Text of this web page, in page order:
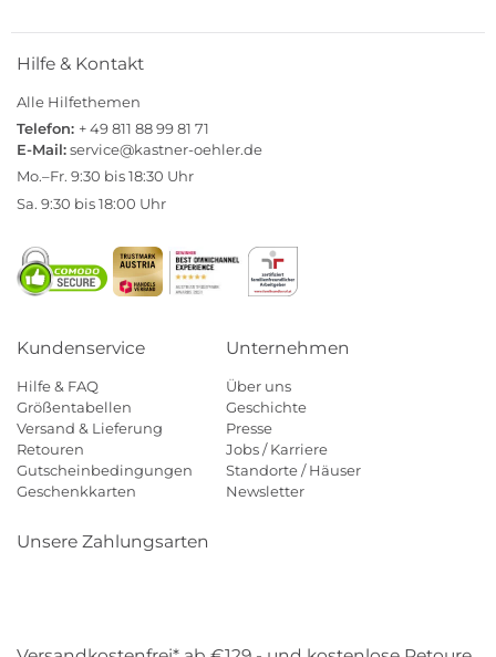
Hilfe & Kontakt
Alle Hilfethemen
Telefon: + 49 811 88 99 81 71
E-Mail:service@kastner-oehler.de
Mo.–Fr. 9:30 bis 18:30 Uhr
Sa. 9:30 bis 18:00 Uhr
Kundenservice
Hilfe & FAQ
Größentabellen
Versand & Lieferung
Retouren
Gutscheinbedingungen
Geschenkkarten
Unternehmen
Über uns
Geschichte
Presse
Jobs / Karriere
Standorte / Häuser
Newsletter
Unsere Zahlungsarten